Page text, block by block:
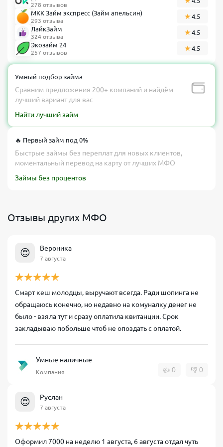
278 отзывов
МКК Займ экспресс (Займ апельсин)
293 отзыва
4.5
ЛайкЗайм
324 отзыва
4.5
Экозайм 24
257 отзывов
4.5
Умный подбор займа
Сравним предложения 200+ компаний и найдём
лучший вариант для вас
Найти лучший займ
🔥 Первый займ под 0%
Быстрые займы без переплат для новых клиентов,
моментальный перевод на карту от лучших МФО
Займы без процентов
Отзывы других МФО
😍 Вероника
7 августа
Смарт кеш молодцы, выручают всегда. Ради шопинга не
обращаюсь конечно, но недавно на комуналку денег не
было - взяла тут и сразу оплатила квитанции. Срок
закладываю побольше чтоб не опоздать с оплатой.
Умные наличные
Компания 👍 0 👎 0
😍 Руслан
7 августа
Оформил 7000 на неделю 1 августа, 6 августа отдал чуть